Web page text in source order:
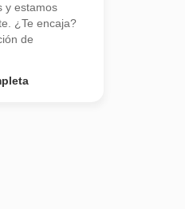
y estamos
¿Te encaja?
de